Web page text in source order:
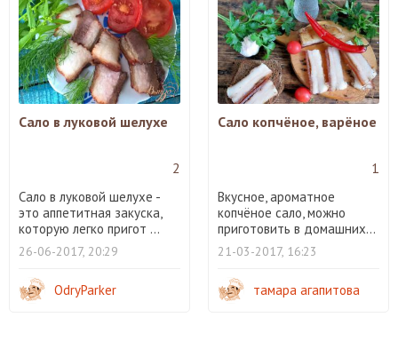
Сало в луковой шелухе
2
Сало в луковой шелухе -
это аппетитная закуска,
которую легко пригот ...
26-06-2017, 20:29
OdryParker
Сало копчёное, варёное
1
Вкусное, ароматное
копчёное сало, можно
приготовить в домашних...
21-03-2017, 16:23
тамара агапитова